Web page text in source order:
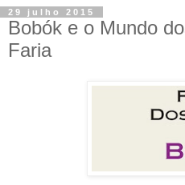
29 julho 2015
Bobók e o Mundo
Faria